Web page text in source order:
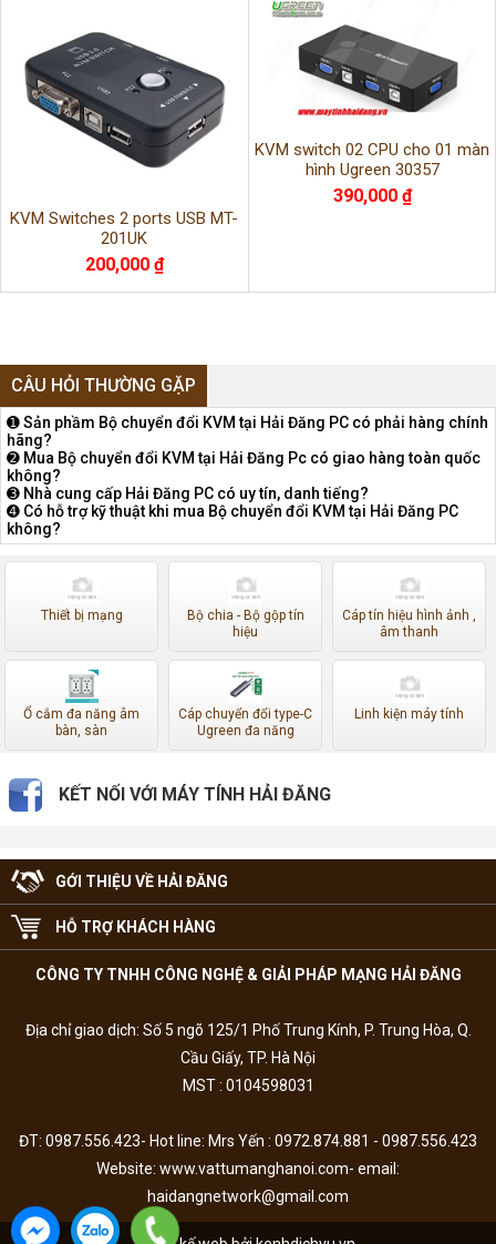
KVM Switches 2 ports USB MT-
201UK
200,000 ₫
KVM switch 02 CPU cho 01 màn
hình Ugreen 30357
390,000 ₫
CÂU HỎI THƯỜNG GẶP
➊ Sản phầm Bộ chuyển đổi KVM tại Hải Đăng PC có phải hàng chính
hãng?
➋ Mua Bộ chuyển đổi KVM tại Hải Đăng Pc có giao hàng toàn quốc
không?
➌ Nhà cung cấp Hải Đăng PC có uy tín, danh tiếng?
➍ Có hỗ trợ kỹ thuật khi mua Bộ chuyển đổi KVM tại Hải Đăng PC
không?
Thiết bị mạng
Bộ chia - Bộ gộp tín
hiệu
Cáp tín hiệu hình ảnh ,
âm thanh
Ổ cắm đa năng âm
bàn, sàn
Cáp chuyển đổi type-C
Ugreen đa năng
Linh kiện máy tính
KẾT NỐI VỚI MÁY TÍNH HẢI ĐĂNG
GỚI THIỆU VỀ HẢI ĐĂNG
HỖ TRỢ KHÁCH HÀNG
CÔNG TY TNHH CÔNG NGHỆ & GIẢI PHÁP MẠNG HẢI ĐĂNG
Địa chỉ giao dịch: Số 5 ngõ 125/1 Phố Trung Kính, P. Trung Hòa, Q.
Cầu Giấy, TP. Hà Nội
MST : 0104598031
ĐT: 0987.556.423- Hot line: Mrs Yến : 0972.874.881 - 0987.556.423
Website: www.vattumanghanoi.com- email:
haidangnetwork@gmail.com